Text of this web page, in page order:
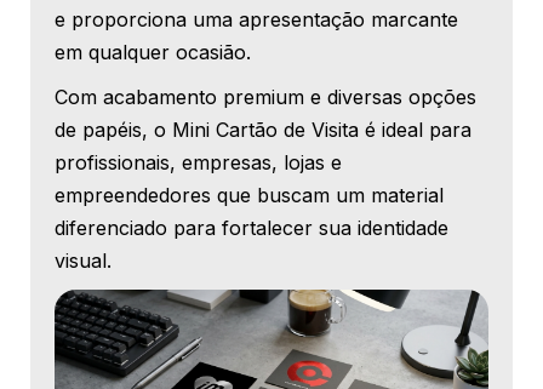
e proporciona uma apresentação marcante
em qualquer ocasião.
Com acabamento premium e diversas opções
de papéis, o Mini Cartão de Visita é ideal para
profissionais, empresas, lojas e
empreendedores que buscam um material
diferenciado para fortalecer sua identidade
visual.